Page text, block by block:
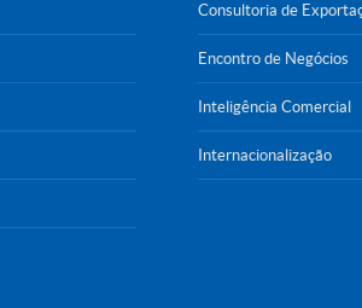
Consultoria de
Encontro de Negócios
Inteligência Comercial
Internacionalização